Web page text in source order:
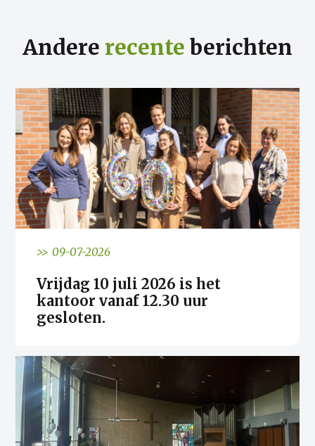
Andere recente berichten
>> 09-07-2026
Vrijdag 10 juli 2026 is het
kantoor vanaf 12.30 uur
gesloten.